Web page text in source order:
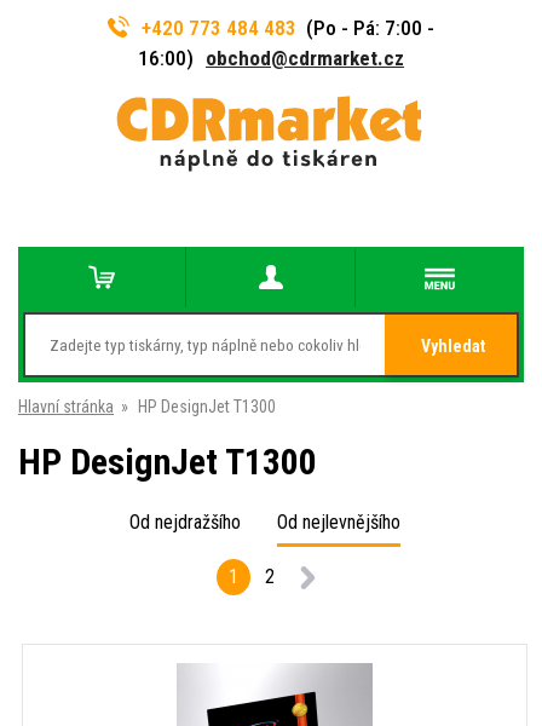
+420 773 484 483 (Po - Pá: 7:00 -
16:00) obchod@cdrmarket.cz
Vyhledat
Hlavní stránka » HP DesignJet T1300
HP DesignJet T1300
Od nejdražšího Od nejlevnějšího
1 2